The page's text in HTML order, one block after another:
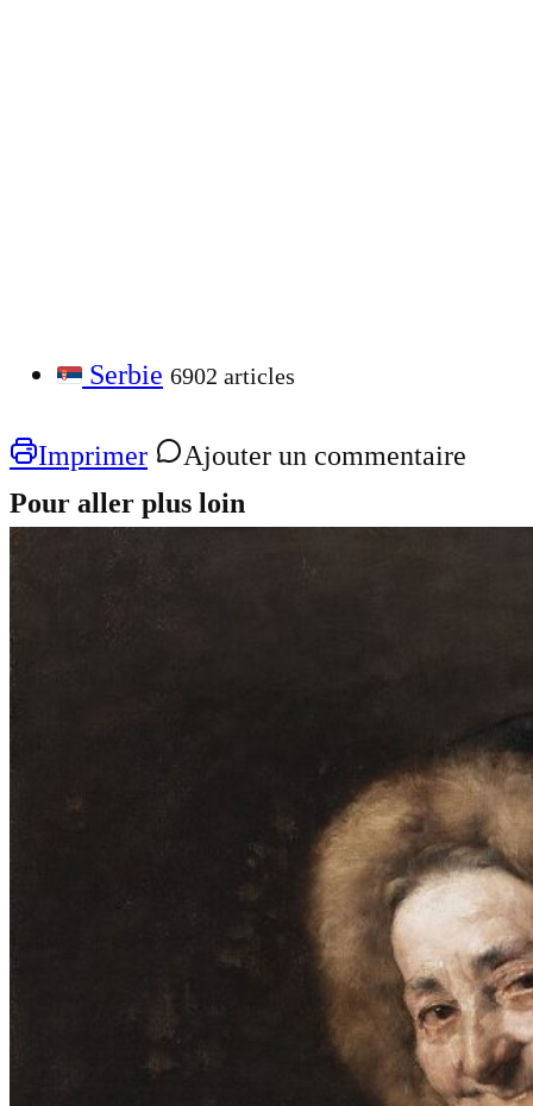
Serbie 6902 articles
Imprimer
Ajouter un commentaire
Pour aller plus loin